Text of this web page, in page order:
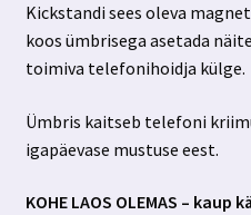
Kickstandi sees oleva
koos ümbrisega asetada
toimiva telefonihoidja külge.
Ümbris kaitseb telefoni
igapäevase mustuse eest.
KOHE LAOS OLEMAS –